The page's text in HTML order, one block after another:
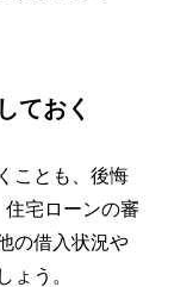
ておく
ことも、後悔
住宅ローンの審
の借入状況や
ょう。